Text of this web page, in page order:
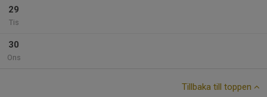
29
Tis
30
Ons
Tillbaka till toppen